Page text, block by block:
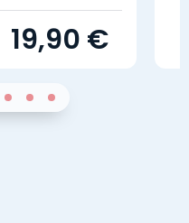
19,90 €
45Sur 46Sur 47Sur 4